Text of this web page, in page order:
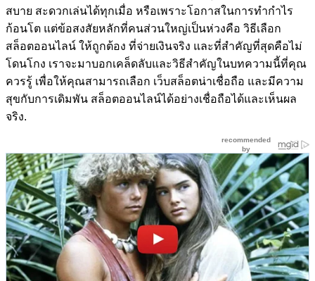
สบาย สะดวกเล่นได้ทุกเมื่อ หรือเพราะโอกาสในการทำกำไร
ก้อนโต แต่ข้อสงสัยหลักที่คนส่วนใหญ่เป็นห่วงคือ วิธีเลือก
สล็อตออนไลน์ ให้ถูกต้อง ที่จ่ายเงินจริง และที่สำคัญที่สุดคือไม่
โดนโกง เราจะมาบอกเคล็ดลับและวิธีสำคัญในบทความนี้ที่คุณ
ควรรู้ เพื่อให้คุณสามารถเลือก เว็บสล็อตน่าเชื่อถือ และมีความ
สุขกับการเดิมพัน สล็อตออนไลน์ได้อย่างเชื่อถือได้และเห็นผล
จริง.